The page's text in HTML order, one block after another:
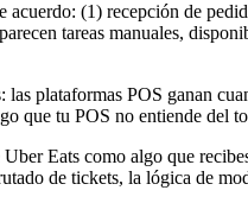
acuerdo: (1) recepción de
tareas manuales,
plataformas POS ganan
que tu POS no entiende del
Eats como algo que
de tickets, la lógica de